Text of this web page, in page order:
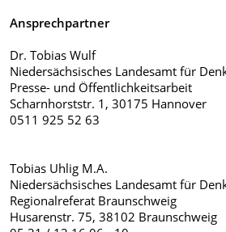
Ansprechpartner
Dr. Tobias Wulf
Niedersächsisches Landesamt für
Presse- und Öffentlichkeitsarbeit
Scharnhorststr. 1, 30175 Hannover
0511 925 52 63
Tobias Uhlig M.A.
Niedersächsisches Landesamt für
Regionalreferat Braunschweig
Husarenstr. 75, 38102 Braunschweig